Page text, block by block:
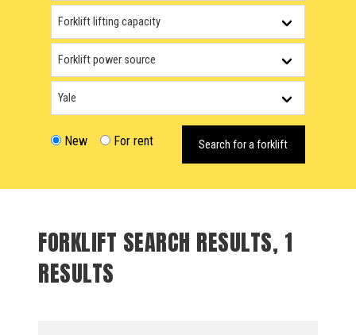
New For rent Search for a forklift
FORKLIFT SEARCH RESULTS, 1
RESULTS